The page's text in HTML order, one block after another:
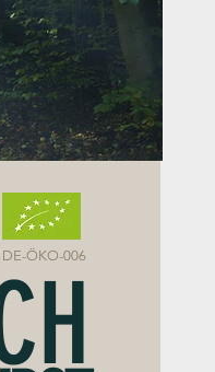
DE-ÖKO-006